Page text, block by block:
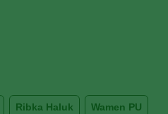
Ribka Haluk Wamen PU